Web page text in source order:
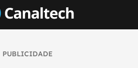
PUBLICIDADE